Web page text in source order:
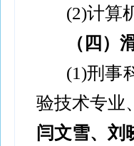
(2)计算
（四）
(1)刑事
验技术专业
闫文雪、刘